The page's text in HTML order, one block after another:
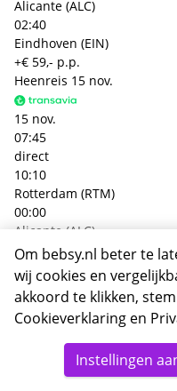
Alicante (ALC)
02:40
Eindhoven (EIN)
+€ 59,- p.p.
Heenreis 15 nov.
15 nov.
07:45
direct
10:10
Rotterdam (RTM)
00:00
Alicante (ALC)
Terugreis 19 nov.
19 nov.
10:20
direct
Alicante (ALC)
Om bebsy.nl beter te
wij cookies en
akkoord te klikken,
Cookieverklaring en
Instellingen